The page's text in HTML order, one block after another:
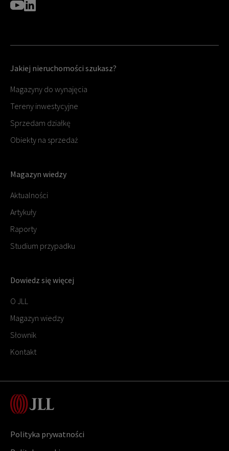
Jakiej nieruchomości szukasz?
Magazyny do wynajęcia
Tereny inwestycyjne
Sprzedam działkę
Obiekty na sprzedaż
Magazyn wiedzy
Aktualności
Artykuły
Raporty
Studium przypadku
Dowiedz się więcej
O JLL
Magazyn wiedzy
Słownik
Kontakt
Polityka prywatności